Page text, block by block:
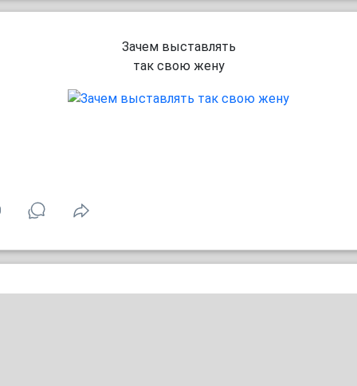
Зачем выставлять
так свою жену
Буквально я каждый раз